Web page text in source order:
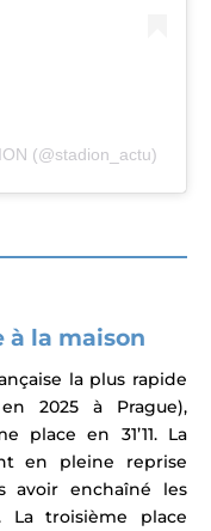
(@stadion_actu)
à la maison
la plus rapide
2025 à Prague),
place en 31’11. La
en pleine reprise
avoir enchaîné les
La troisième place